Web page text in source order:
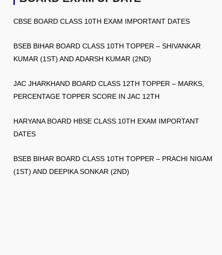
CBSE BOARD CLASS 10TH EXAM IMPORTANT DATES
BSEB BIHAR BOARD CLASS 10TH TOPPER – SHIVANKAR
KUMAR (1ST) AND ADARSH KUMAR (2ND)
JAC JHARKHAND BOARD CLASS 12TH TOPPER – MARKS,
PERCENTAGE TOPPER SCORE IN JAC 12TH
HARYANA BOARD HBSE CLASS 10TH EXAM IMPORTANT
DATES
BSEB BIHAR BOARD CLASS 10TH TOPPER – PRACHI NIGAM
(1ST) AND DEEPIKA SONKAR (2ND)